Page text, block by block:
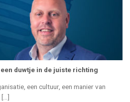
duwtje in de juiste richting
een cultuur, een manier van